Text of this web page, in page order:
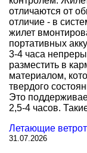
отличаются от
отличие - в
жилет
портативных
3-4 часа
разместить в
материалом,
твердого
Это
2,5-4 часов.
Летающие
31.07.2026